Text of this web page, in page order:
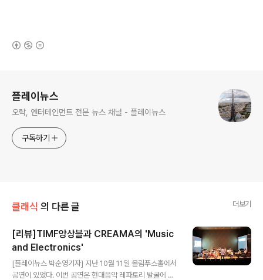
플레이뉴스
오락, 엔터테인먼트 전문 뉴스 채널 - 플레이뉴스
구독하기
클래식 의 다른 글 더보기
[리뷰]TIMF앙상블과 CREAMA의 'Music
and Electronics'
[플레이뉴스 박순영기자] 지난 10월 11일 올림푸스홀에서
공연이 있었다. 이번 공연은 현대음악 레파토리 발굴에 앞